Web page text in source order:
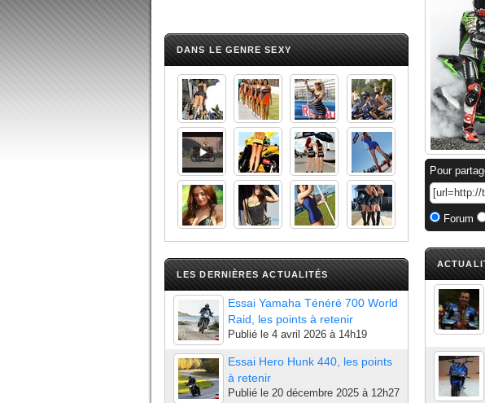
DANS LE GENRE SEXY
LES DERNIÈRES ACTUALITÉS
Essai Yamaha Ténéré 700 World
Raid, les points à retenir
Publié le 4 avril 2026 à 14h19
Essai Hero Hunk 440, les points
à retenir
Publié le 20 décembre 2025 à 12h27
Pour
Forum